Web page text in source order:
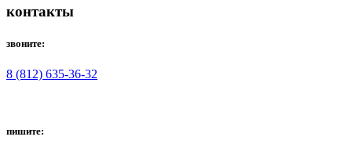
контакты
звоните:
8 (812) 635-36-32
пишите: